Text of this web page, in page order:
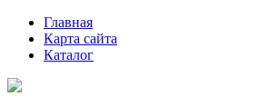
Главная
Карта сайта
Каталог